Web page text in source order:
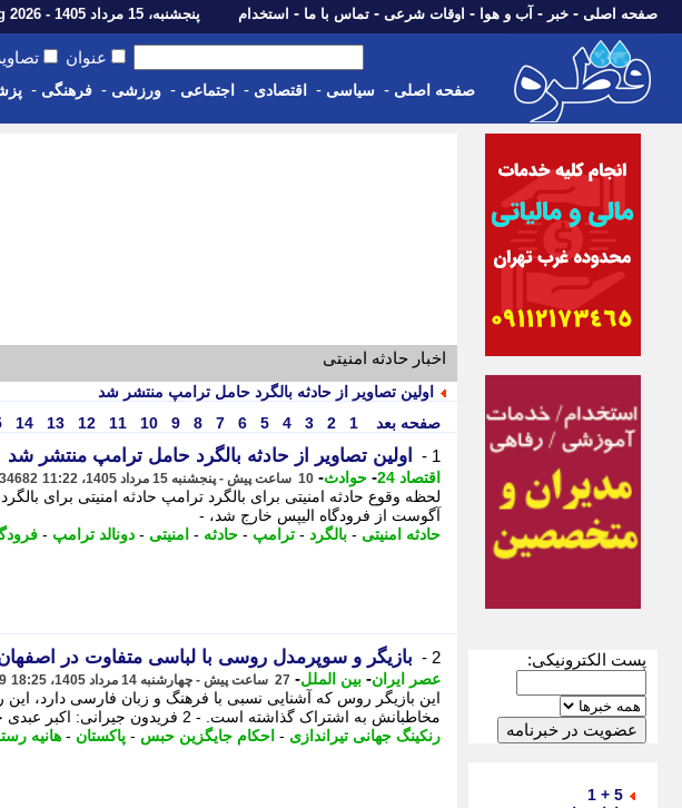
صفحه اصلی - خبر - آب و هوا - اوقات شرعی - تماس با ما - استخدام پنجشنبه، 15 مرداد 1405 - Thu, 06th Aug 2026
عنوان
صفحه اصلی - سیاسی - اقتصادی - اجتماعی - ورزشی - فرهنگی -
پست الکترونیکی:
5 + 1
اخبار حادثه امنیتی
اولین تصاویر از حادثه بالگرد حامل ترامپ منتشر شد
صفحه بعد
1
2
3
4
5
6
7
8
9
10
11
12
13
14
1 - اولین تصاویر از حادثه بالگرد حامل ترامپ منتشر شد
اقتصاد 24 - حوادث- 10 ساعت پیش - پنجشنبه 15 مرداد 1405، 11:22
آگوست از فرودگاه الیپس خارج شد، -
حادثه امنیتی - بالگرد - ترامپ - حادثه - امنیتی - دونالد ترامپ -
2 - بازیگر و سوپرمدل روسی با لباسی متفاوت در
عصر ایران- بین الملل- 27 ساعت پیش - چهارشنبه 14 مرداد 1405، 18:25
این بازیگر روس که آشنایی نسبی با فرهنگ و زبان فارسی دارد، این
مخاطبانش به اشتراک گذاشته است. - 2 فریدون جیرانی: اکبر عبدی حیف شد ...
رنکینگ جهانی تیراندازی - احکام جایگزین حبس - پاکستان - هانیه